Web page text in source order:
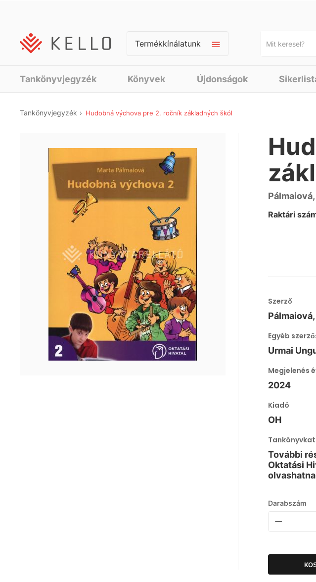
Termékkínálatunk
Tankönyvjegyzék Könyvek Újdonságok
Tankönyvjegyzék Hudobná výchova pre 2. ročník základných škól
Raktári
Szerző
Egyéb
Urmai
Megjelenés
2024
Kiadó
OH
További
Oktatási
Darabszám